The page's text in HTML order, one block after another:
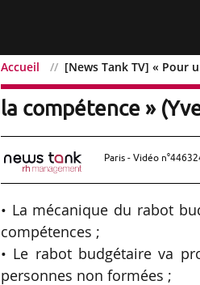
Accueil [News Tank TV] « Pour
[News Tank TV] «
la compétence »
Paris - Vidéo
• La mécanique du rabot
compétences ;
• Le rabot budgétaire va
personnes non formées ;